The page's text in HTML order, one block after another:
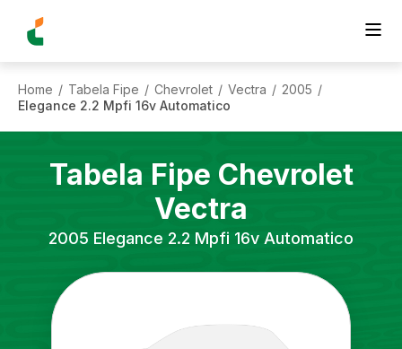
Home / Tabela Fipe / Chevrolet / Vectra / 2005 /
Elegance 2.2 Mpfi 16v Automatico
Tabela Fipe Chevrolet
Vectra
2005 Elegance 2.2 Mpfi 16v Automatico